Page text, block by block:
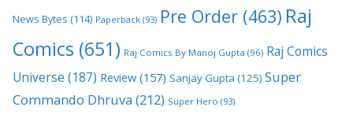
News Bytes (114) Paperback (93) Pre Order (463) Raj
Comics (651) Raj Comics By Manoj Gupta (96) Raj Comics
Universe (187) Review (157) Sanjay Gupta (125) Super
Commando Dhruva (212) Super Hero (93)